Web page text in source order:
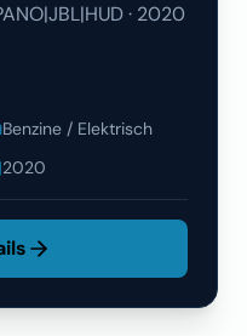
· 2020
Benzine / Elektrisch
2020